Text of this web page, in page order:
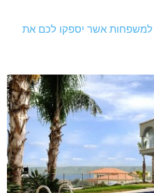
למשפחות אשר יספקו לכם את